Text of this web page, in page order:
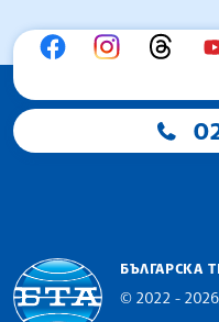
БЪЛГАРСКА
© 2022 -